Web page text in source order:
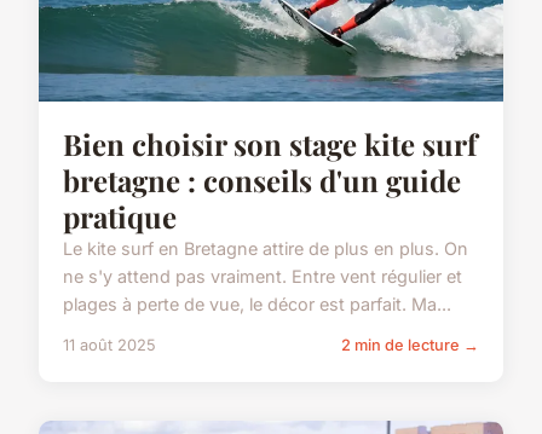
Bien choisir son stage kite surf
bretagne : conseils d'un guide
pratique
Le kite surf en Bretagne attire de plus en plus. On
ne s'y attend pas vraiment. Entre vent régulier et
plages à perte de vue, le décor est parfait. Ma...
11 août 2025 2 min de lecture →